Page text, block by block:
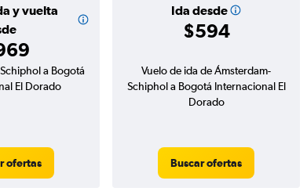
y vuelta
Ida desde
$594
a Bogotá
El Dorado
ofertas
Vuelo de ida de Ámsterdam-
Schiphol a Bogotá Internacional El
Dorado
Buscar ofertas